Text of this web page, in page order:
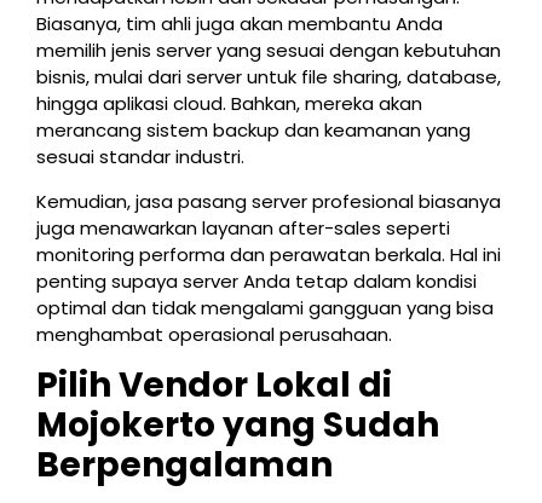
Biasanya, tim ahli juga akan membantu Anda
memilih jenis server yang sesuai dengan kebutuhan
bisnis, mulai dari server untuk file sharing, database,
hingga aplikasi cloud. Bahkan, mereka akan
merancang sistem backup dan keamanan yang
sesuai standar industri.
Kemudian, jasa pasang server profesional biasanya
juga menawarkan layanan after-sales seperti
monitoring performa dan perawatan berkala. Hal ini
penting supaya server Anda tetap dalam kondisi
optimal dan tidak mengalami gangguan yang bisa
menghambat operasional perusahaan.
Pilih Vendor Lokal di
Mojokerto yang Sudah
Berpengalaman